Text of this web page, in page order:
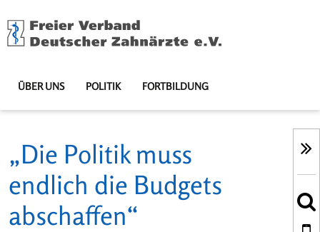
ÜBER UNS POLITIK FORTBILDUNG
„Die Politik muss
endlich die Budgets
abschaffen“